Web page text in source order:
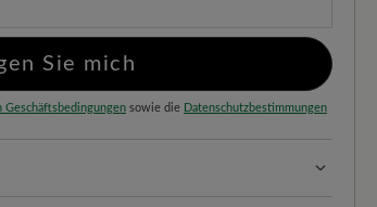
Sie mich
Geschäftsbedingungen sowie die Datenschutzbestimmungen